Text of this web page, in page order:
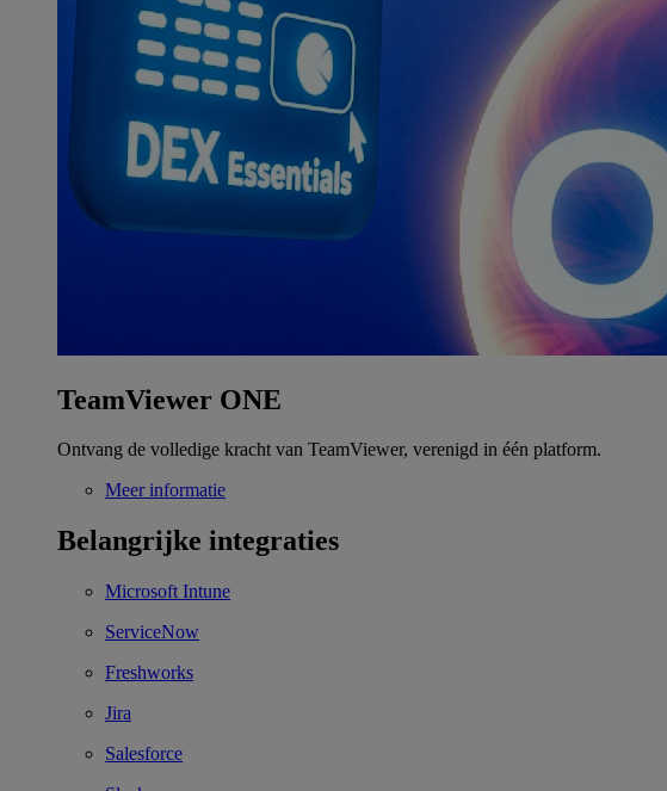
TeamViewer ONE
Ontvang de volledige kracht van TeamViewer, verenigd in één platform.
Meer informatie
Belangrijke integraties
Microsoft Intune
ServiceNow
Freshworks
Jira
Salesforce